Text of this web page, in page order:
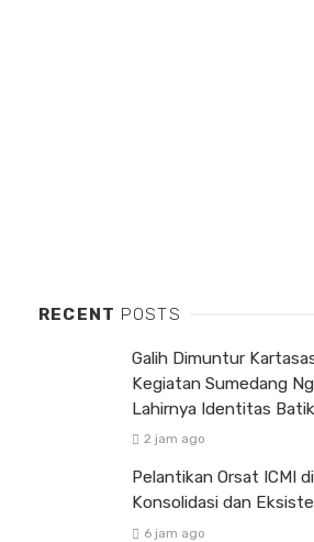
RECENT POSTS
Galih Dimuntur
Kegiatan Sumedang
Lahirnya Identitas
2 jam ago
Pelantikan Orsat ICMI
Konsolidasi dan
6 jam ago